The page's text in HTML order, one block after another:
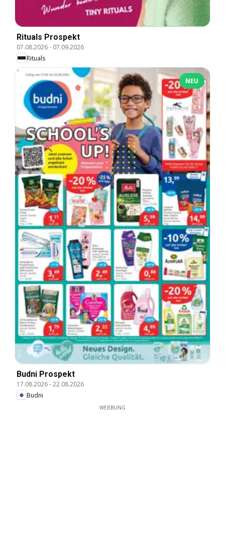
Rituals Prospekt
07.08.2026- 07.09.2026
Rituals
NEU
Budni Prospekt
17.08.2026-22.08.2026
Budni
WERBUNG